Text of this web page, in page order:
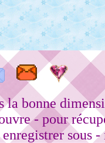
la bonne
- pour
sous -